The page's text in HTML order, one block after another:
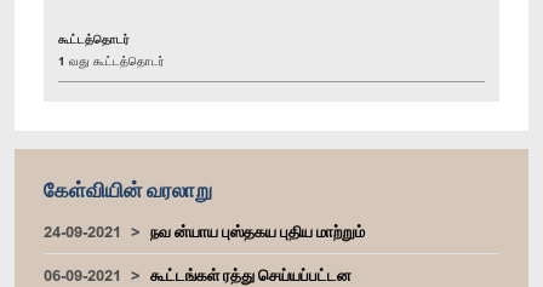
கூட்டத்தொடர்
1 வது கூட்டத்தொடர்
கேள்வியின் வரலாறு
24-09-2021
நவ ன்யாய புஸ்தகய புதிய மாற்றும்
06-09-2021
கூட்டங்கள் ரத்து செய்யப்பட்டன